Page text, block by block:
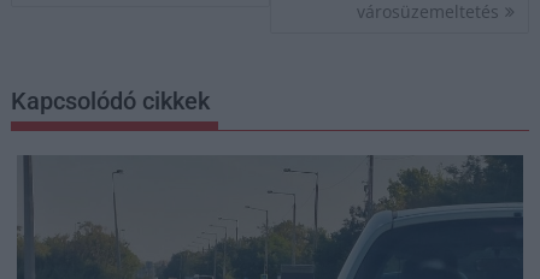
városüzemeltetés
Kapcsolódó cikkek